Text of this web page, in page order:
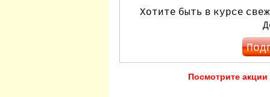
Хотите быть в курсе
Посмотрите